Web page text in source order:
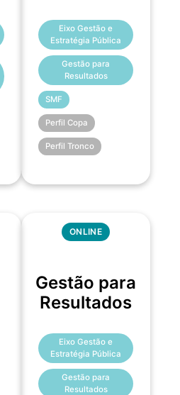
Eixo Gestão e
Estratégia Pública
Gestão para
Resultados
SMF
Perfil Copa
Perfil Tronco
ONLINE
Gestão para
Resultados
Eixo Gestão e
Estratégia Pública
Gestão para
Resultados